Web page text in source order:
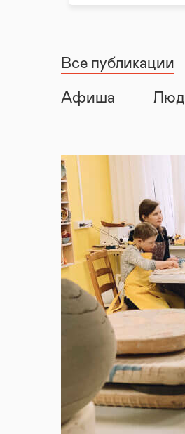
Все публикации
Афиша